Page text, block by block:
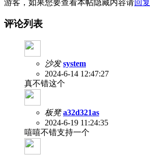
游客，如果您要查看本帖隐藏内容请回复
评论列表
沙发 system
2024-6-14 12:47:27
真不错这个
板凳 a32d321as
2024-6-19 11:24:35
嘻嘻不错支持一个